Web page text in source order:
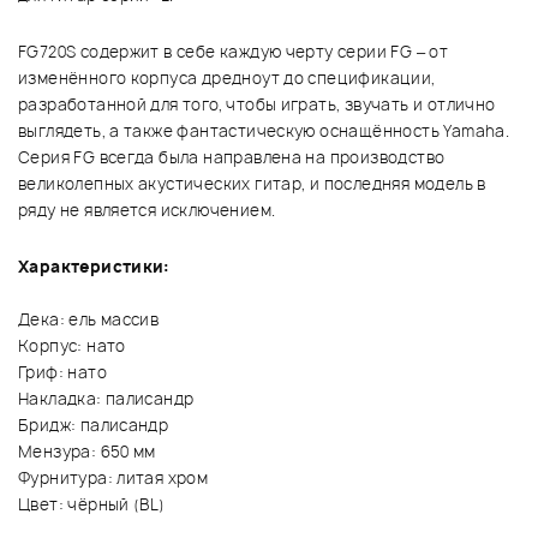
FG720S содержит в себе каждую черту серии FG – от
изменённого корпуса дредноут до спецификации,
разработанной для того, чтобы играть, звучать и отлично
выглядеть, а также фантастическую оснащённость Yamaha.
Серия FG всегда была направлена на производство
великолепных акустических гитар, и последняя модель в
ряду не является исключением.
Характеристики:
Дека: ель массив
Корпус: нато
Гриф: нато
Накладка: палисандр
Бридж: палисандр
Мензура: 650 мм
Фурнитура: литая хром
Цвет: чёрный (BL)